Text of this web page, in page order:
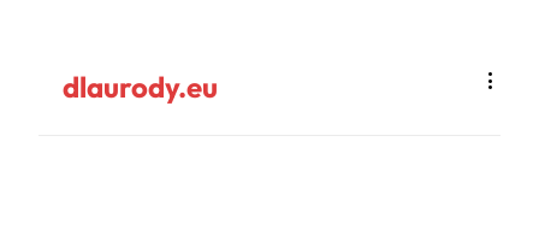
dlaurody.eu